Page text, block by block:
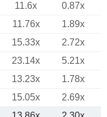
11.6x
0.87x
11.76x
1.89x
15.33x
2.72x
23.14x
5.21x
13.23x
1.78x
15.05x
2.69x